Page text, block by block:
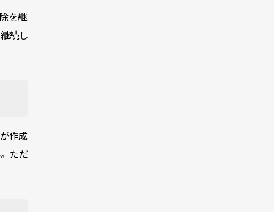
を継
続し
作成
ただ